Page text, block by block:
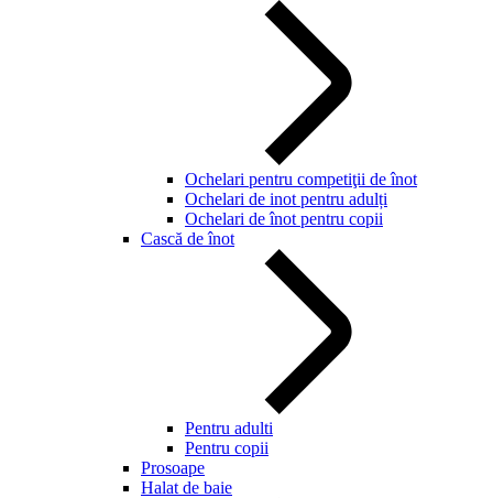
Ochelari pentru competiţii de înot
Ochelari de inot pentru adulți
Ochelari de înot pentru copii
Cască de înot
Pentru adulti
Pentru copii
Prosoape
Halat de baie